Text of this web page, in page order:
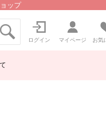
ップ
ログイン マイページ お気